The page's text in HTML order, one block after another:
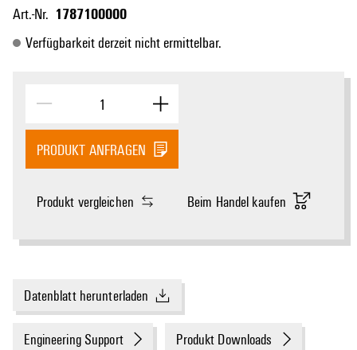
Art.-Nr. 1787100000
Verfügbarkeit derzeit nicht ermittelbar.
PRODUKT ANFRAGEN
Produkt vergleichen Beim Handel kaufen
Datenblatt herunterladen
Engineering Support Produkt Downloads